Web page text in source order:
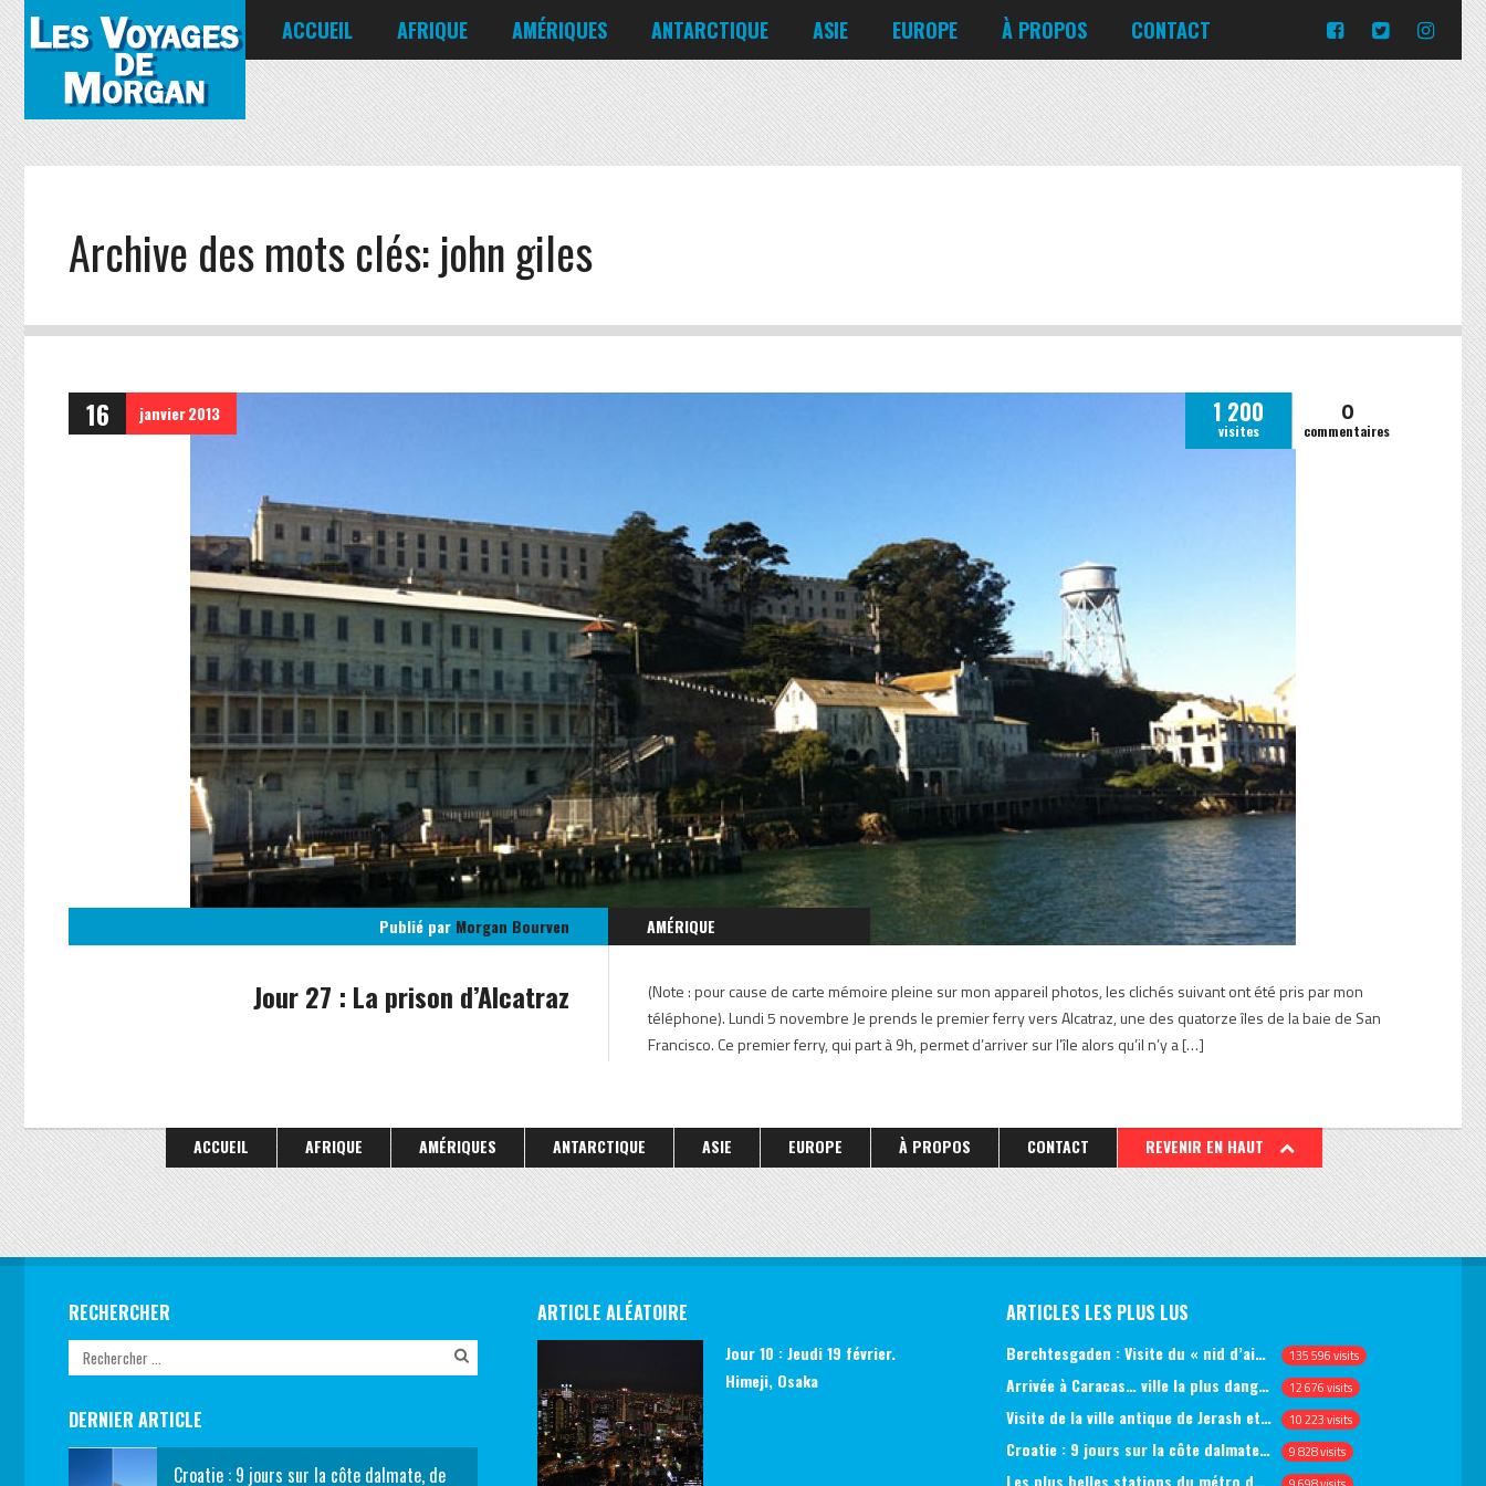
ACCUEIL AFRIQUE
Égypte
Kenya
AMÉRIQUES
Canada
Chili
États-Unis
Mexique
Nicaragua
ANTARCTIQUE ASIE
Bahreïn
Bangladesh
Corée du Sud
Emirats Arabes Unis
Japon
EUROPE
Allemagne
Biélorussie
Islande
Italie
Lituanie
Portugal
Ukraine
République tchèque
À PROPOS CONTACT
Turquie
Irlande
Moldavie
Norvège
Pologne
Russie
Slovaquie
Slovénie
Archive des mots clés: john giles
16 janvier2013 1 200
visites
0
commentaires
Publié par Morgan Bourven
AMÉRIQUE
ETATS-UNIS OCTOBRE 2012
Jour 27 : La prison d’Alcatraz
(Note : pour cause de carte mémoire pleine sur mon appareil photos, les clichés suivant ont été pris par mon
téléphone). Lundi 5 novembre Je prends le premier ferry vers Alcatraz, une des quatorze îles de la baie de San
Francisco. Ce premier ferry, qui part à 9h, permet d’arriver sur l’île alors qu’il n’y a […]
ACCUEIL AFRIQUE AMÉRIQUES ANTARCTIQUE ASIE EUROPE À PROPOS CONTACT REVENIR EN HAUT
RECHERCHER
DERNIER ARTICLE
Croatie : 9 jours sur la côte dalmate, de
ARTICLE ALÉATOIRE
Jour 10 : Jeudi 19 février.
Himeji, Osaka
ARTICLES LES PLUS LUS
Berchtesgaden : Visite du « nid d’aigle » et des bunkers d’Hitler 135 596 visits
Arrivée à Caracas… ville la plus dangereuse du monde (jour 1) 12 676 visits
Visite de la ville antique de Jerash et du château d’Ajlun (jour 1) 10 223 visits
Croatie : 9 jours sur la côte dalmate, de Split à Dubrovnik, en passant par Hvar et Mjlet 9 828 visits
Les plus belles stations du métro de Saint-Pétersbourg